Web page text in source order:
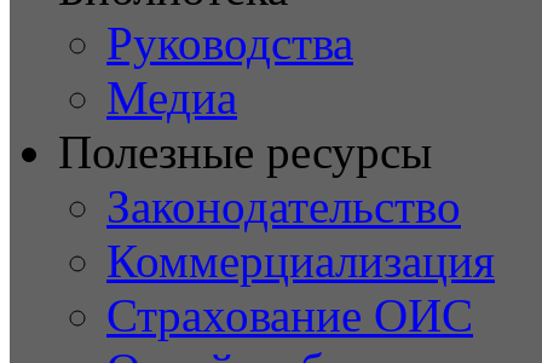
Руководства
Медиа
Полезные ресурсы
Законодательство
Коммерциализация
Страхование ОИС